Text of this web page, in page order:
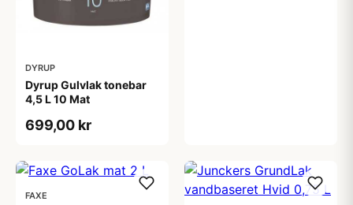
DYRUP
Dyrup Gulvlak tonebar
4,5 L 10 Mat
699,00 kr
FAXE